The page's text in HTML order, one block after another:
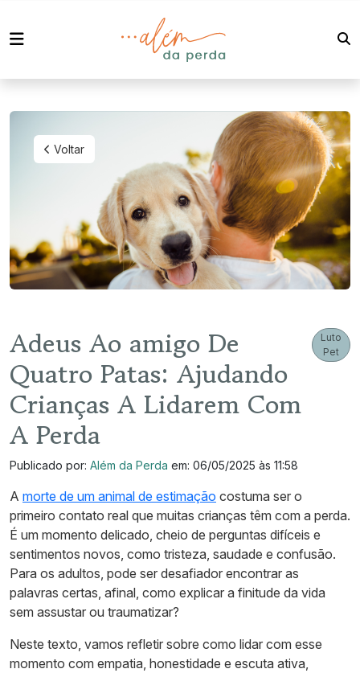
Voltar
Adeus Ao amigo De
Quatro Patas: Ajudando
Crianças A Lidarem Com
A Perda
Luto
Pet
Publicado por: Além da Perda em: 06/05/2025 às 11:58
A morte de um animal de estimação costuma ser o
primeiro contato real que muitas crianças têm com a perda.
É um momento delicado, cheio de perguntas difíceis e
sentimentos novos, como tristeza, saudade e confusão.
Para os adultos, pode ser desafiador encontrar as
palavras certas, afinal, como explicar a finitude da vida
sem assustar ou traumatizar?
Neste texto, vamos refletir sobre como lidar com esse
momento com empatia, honestidade e escuta ativa,